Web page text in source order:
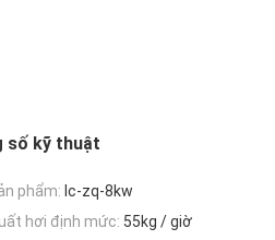
số kỹ thuật
phẩm: lc-zq-8kw
hơi định mức: 55kg / giờ